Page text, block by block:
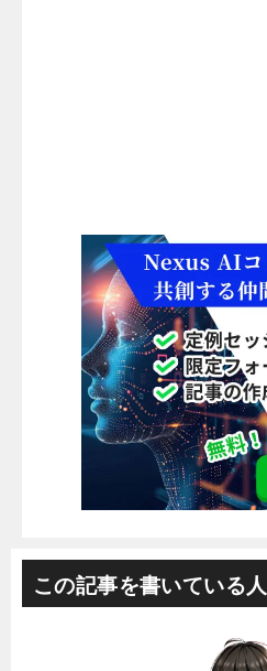
この記事を書いている人